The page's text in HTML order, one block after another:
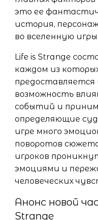
это ее
история,
во вселенную игры.
Life is Strange
каждом из
предоставляется
возможность
событий и
определяющие
игре много
поворотов
игроков
эмоциями и
человеческих
Анонс новой
Strange